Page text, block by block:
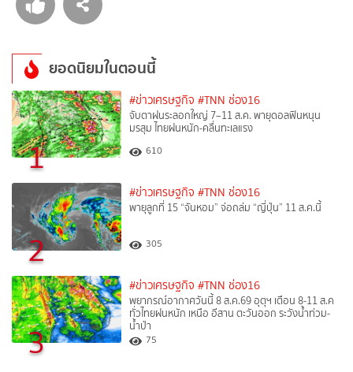
ยอดนิยมในตอนนี้
1
#ข่าวเศรษฐกิจ #TNN ช่อง16
จับตาฝนระลอกใหญ่ 7–11 ส.ค. พายุดอลฟินหนุน
มรสุม ไทยฝนหนัก-คลื่นทะเลแรง
610
2
#ข่าวเศรษฐกิจ #TNN ช่อง16
พายุลูกที่ 15 “จันหอม” จ่อถล่ม “ญี่ปุ่น” 11 ส.ค.นี้
305
3
#ข่าวเศรษฐกิจ #TNN ช่อง16
พยากรณ์อากาศวันนี้ 8 ส.ค.69 อุตุฯ เตือน 8-11 ส.ค
ทั่วไทยฝนหนัก เหนือ อีสาน ตะวันออก ระวังน้ำท่วม-
น้ำป่า
75